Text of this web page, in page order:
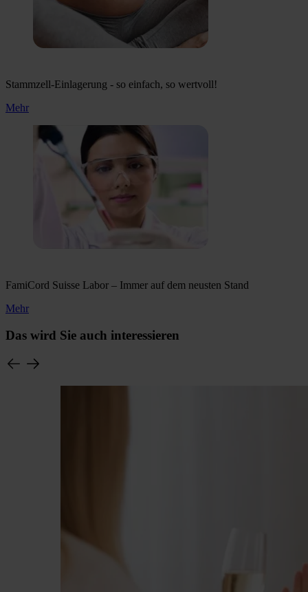
Stammzell-Einlagerung - so einfach, so wertvoll!
Mehr
FamiCord Suisse Labor – Immer auf dem neusten Stand
Mehr
Das wird Sie auch interessieren